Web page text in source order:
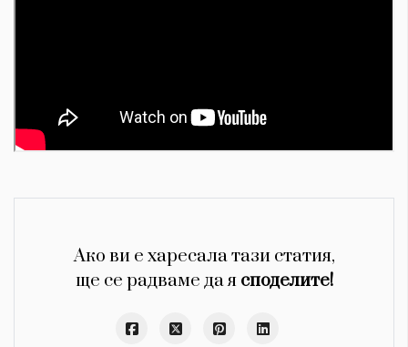
Ако ви е харесала тази статия,
ще се радваме да я споделите!